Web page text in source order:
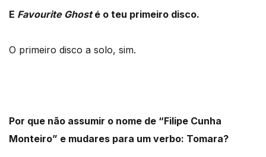
E Favourite Ghosté o teu primeiro disco.
O primeiro disco a solo, sim.
Por que não assumir o nome de “Filipe Cunha
Monteiro” e mudares para um verbo: Tomara?